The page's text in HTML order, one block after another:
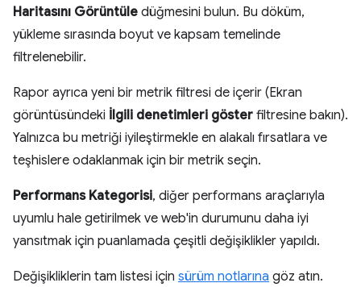
Haritasını Görüntüle düğmesini bulun. Bu döküm,
yükleme sırasında boyut ve kapsam temelinde
filtrelenebilir.
Rapor ayrıca yeni bir metrik filtresi de içerir (Ekran
görüntüsündeki İlgili denetimleri göster filtresine bakın).
Yalnızca bu metriği iyileştirmekle en alakalı fırsatlara ve
teşhislere odaklanmak için bir metrik seçin.
Performans Kategorisi, diğer performans araçlarıyla
uyumlu hale getirilmek ve web'in durumunu daha iyi
yansıtmak için puanlamada çeşitli değişiklikler yapıldı.
Değişikliklerin tam listesi için sürüm notlarına göz atın.